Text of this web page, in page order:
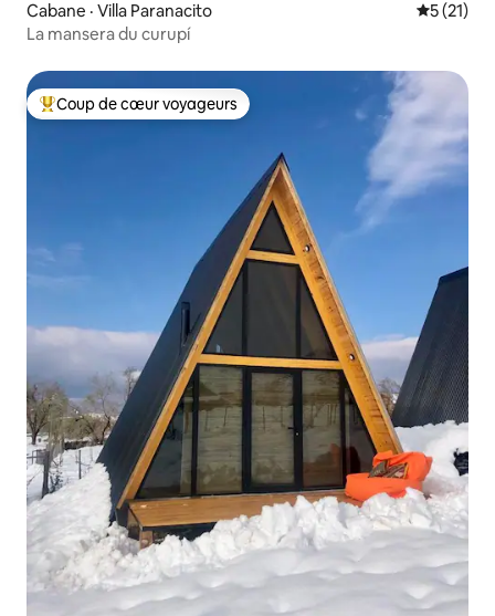
Cabane · Villa Paranacito Note
5 (21)
La mansera du curupí
Coup de cœur voyageurs parmi les plus aimés
Coup de cœur voyageurs